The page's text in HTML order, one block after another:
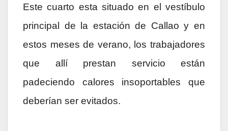
Este cuarto esta situado en el vestíbulo
principal de la estación de Callao y en
estos meses de verano, los trabajadores
que allí prestan servicio están
padeciendo calores insoportables que
deberían ser evitados.